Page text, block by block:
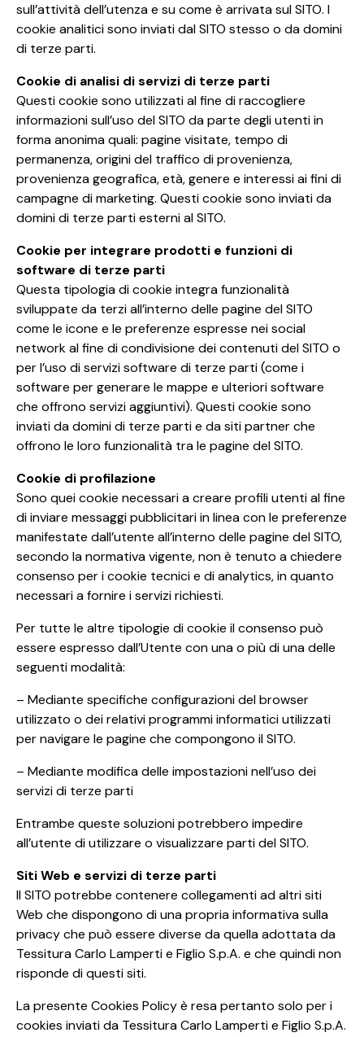
sull’attività dell’utenza e su come è arrivata sul SITO. I
cookie analitici sono inviati dal SITO stesso o da domini
di terze parti.
Cookie di analisi di servizi di terze parti
Questi cookie sono utilizzati al fine di raccogliere
informazioni sull’uso del SITO da parte degli utenti in
forma anonima quali: pagine visitate, tempo di
permanenza, origini del traffico di provenienza,
provenienza geografica, età, genere e interessi ai fini di
campagne di marketing. Questi cookie sono inviati da
domini di terze parti esterni al SITO.
Cookie per integrare prodotti e funzioni di
software di terze parti
Questa tipologia di cookie integra funzionalità
sviluppate da terzi all’interno delle pagine del SITO
come le icone e le preferenze espresse nei social
network al fine di condivisione dei contenuti del SITO o
per l’uso di servizi software di terze parti (come i
software per generare le mappe e ulteriori software
che offrono servizi aggiuntivi). Questi cookie sono
inviati da domini di terze parti e da siti partner che
offrono le loro funzionalità tra le pagine del SITO.
Cookie di profilazione
Sono quei cookie necessari a creare profili utenti al fine
di inviare messaggi pubblicitari in linea con le preferenze
manifestate dall’utente all’interno delle pagine del SITO,
secondo la normativa vigente, non è tenuto a chiedere
consenso per i cookie tecnici e di analytics, in quanto
necessari a fornire i servizi richiesti.
Per tutte le altre tipologie di cookie il consenso può
essere espresso dall’Utente con una o più di una delle
seguenti modalità:
– Mediante specifiche configurazioni del browser
utilizzato o dei relativi programmi informatici utilizzati
per navigare le pagine che compongono il SITO.
– Mediante modifica delle impostazioni nell’uso dei
servizi di terze parti
Entrambe queste soluzioni potrebbero impedire
all’utente di utilizzare o visualizzare parti del SITO.
Siti Web e servizi di terze parti
Il SITO potrebbe contenere collegamenti ad altri siti
Web che dispongono di una propria informativa sulla
privacy che può essere diverse da quella adottata da
Tessitura Carlo Lamperti e Figlio S.p.A. e che quindi non
risponde di questi siti.
La presente Cookies Policy è resa pertanto solo per i
cookies inviati da Tessitura Carlo Lamperti e Figlio S.p.A.